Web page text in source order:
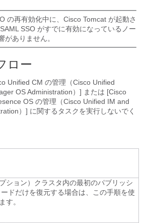
の再有効化中に、Cisco Tomcat が起動さ
SSO がすでに有効になっているノー
がありません。
ロー
Unified CM の管理（Cisco Unified
OS Administration）] または [Cisco
OS の管理（Cisco Unified IM and
）] に関するタスクを実行しないでく
プション）クラスタ内の最初のパブリッシ
ードだけを復元する場合は、この手順を使
す。